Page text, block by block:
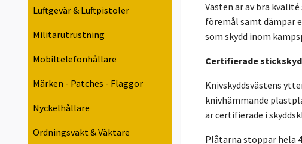
Luftgevär & Luftpistoler
Militärutrustning
Mobiltelefonhållare
Märken - Patches - Flaggor
Nyckelhållare
Ordningsvakt & Väktare
Västen är av bra
föremål samt dämpar
som skydd inom
Certifierade
Knivskyddsvästens
knivhämmande
är certifierade i
Plåtarna stoppar hela